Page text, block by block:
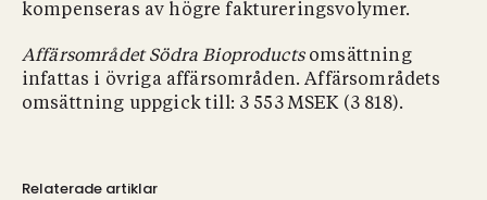
kompenseras av högre faktureringsvolymer.
Affärsområdet Södra Bioproductsomsättning
infattas i övriga affärsområden. Affärsområdets
omsättning uppgick till: 3 553 MSEK (3 818).
Relaterade artiklar